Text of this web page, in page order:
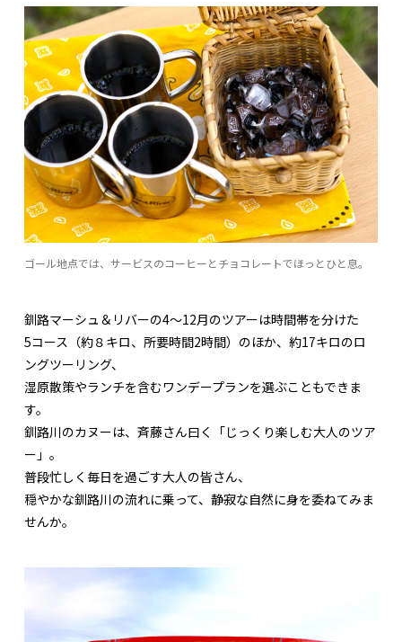
ゴール地点では、サービスのコーヒーとチョコレートでほっとひと息。
釧路マーシュ＆リバーの4〜12月のツアーは時間帯を分けた
5コース（約８キロ、所要時間2時間）のほか、約17キロのロ
ングツーリング、
湿原散策やランチを含むワンデープランを選ぶこともできま
す。
釧路川のカヌーは、斉藤さん曰く「じっくり楽しむ大人のツア
ー」。
普段忙しく毎日を過ごす大人の皆さん、
穏やかな釧路川の流れに乗って、静寂な自然に身を委ねてみま
せんか。